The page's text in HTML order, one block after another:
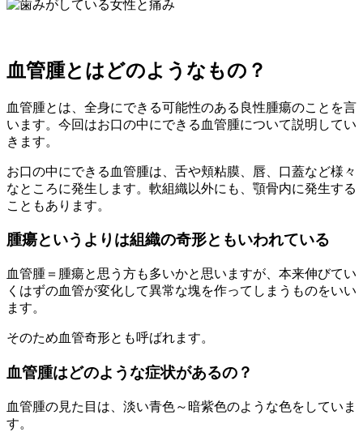
血管腫とはどのようなもの？
血管腫とは、全身にできる可能性のある良性腫瘍のことを言
います。今回はお口の中にできる血管腫について説明してい
きます。
お口の中にできる血管腫は、舌や頬粘膜、唇、口蓋など様々
なところに発生します。軟組織以外にも、顎骨内に発生する
こともあります。
腫瘍というよりは組織の奇形ともいわれている
血管腫＝腫瘍と思う方も多いかと思いますが、本来伸びてい
くはずの血管が変化して異常な塊を作ってしまうものをいい
ます。
そのため血管奇形とも呼ばれます。
血管腫はどのような症状があるの？
血管腫の見た目は、淡い青色～暗紫色のような色をしていま
す。